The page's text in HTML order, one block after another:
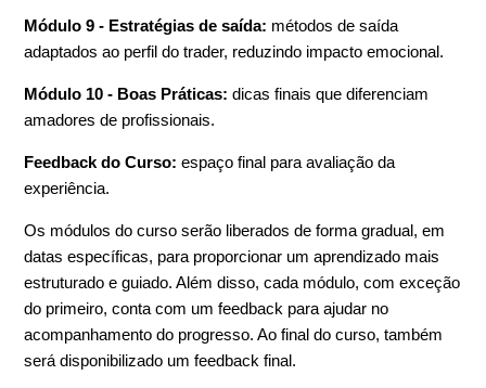
Módulo 9 - Estratégias de saída: métodos de saída
adaptados ao perfil do trader, reduzindo impacto emocional.
Módulo 10 - Boas Práticas:dicas finais que diferenciam
amadores de profissionais.
Feedback do Curso: espaço final para avaliação da
experiência.
Os módulos do curso serão liberados de forma gradual, em
datas específicas, para proporcionar um aprendizado mais
estruturado e guiado. Além disso, cada módulo, com exceção
do primeiro, conta com um feedback para ajudar no
acompanhamento do progresso. Ao final do curso, também
será disponibilizado um feedback final.